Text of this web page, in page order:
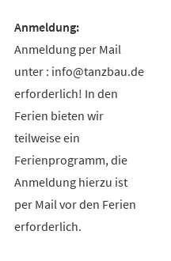
Anmeldung per Mail
unter : info@tanzbau.de
erforderlich! In den
Ferien bieten wir
teilweise ein
Ferienprogramm, die
Anmeldung hierzu ist
per Mail vor den Ferien
erforderlich.